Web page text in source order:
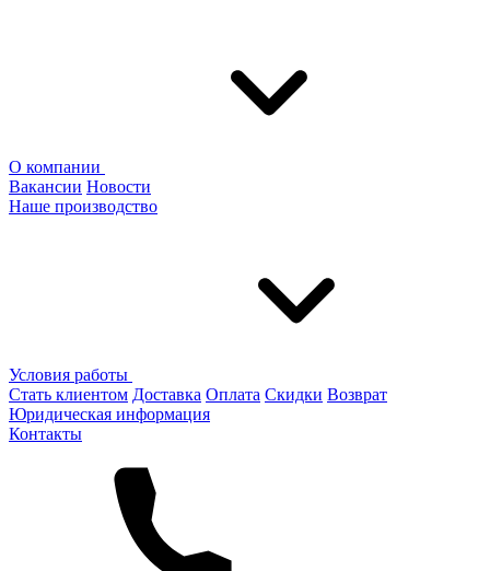
О компании
Вакансии Новости
Наше производство
Условия работы
Стать клиентом Доставка Оплата Скидки Возврат
Юридическая информация
Контакты